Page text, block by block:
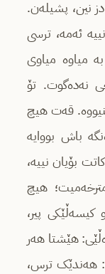
نین، پشیلەن.
ئەمە، ترسی
میاوە میاوی
نەدەگوت. تۆ
قەت هیچ
باش بووایە
بۆیان نییە،
هیچ
پیر،
هێشتا هەر
هەندێک ترس،